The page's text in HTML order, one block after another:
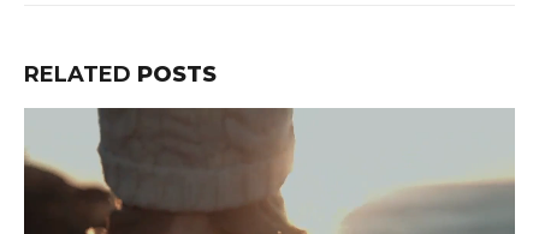
RELATED POSTS